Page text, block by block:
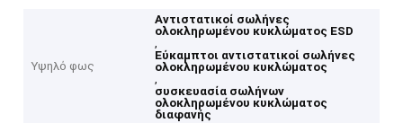
Υψηλό φως
Αντιστατικοί σωλήνες
ολοκληρωμένου κυκλώματος ESD
,
Εύκαμπτοι αντιστατικοί σωλήνες
ολοκληρωμένου κυκλώματος
,
συσκευασία σωλήνων
ολοκληρωμένου κυκλώματος
διαφανής